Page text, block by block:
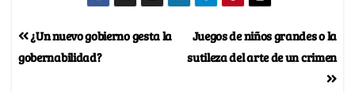
Juegos de niños grandes o la
sutileza del arte de un crimen
¿Un nuevo gobierno gesta la
gobernabilidad?